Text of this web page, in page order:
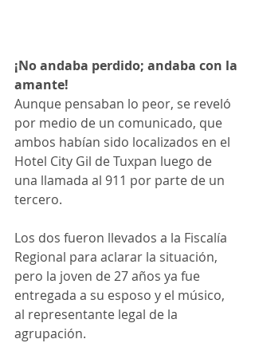
¡No andaba perdido; andaba con la
amante!
Aunque pensaban lo peor, se reveló
por medio de un comunicado, que
ambos habían sido localizados en el
Hotel City Gil de Tuxpan luego de
una llamada al 911 por parte de un
tercero.
Los dos fueron llevados a la Fiscalía
Regional para aclarar la situación,
pero la joven de 27 años ya fue
entregada a su esposo y el músico,
al representante legal de la
agrupación.